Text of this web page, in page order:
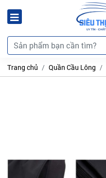
Trang chủ Quần Cầu Lông